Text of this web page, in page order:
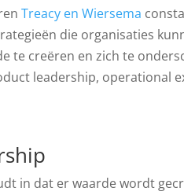
Treacy en Wiersema
die organisaties
te creëren en zich te
leadership, operational
in dat er waarde wordt